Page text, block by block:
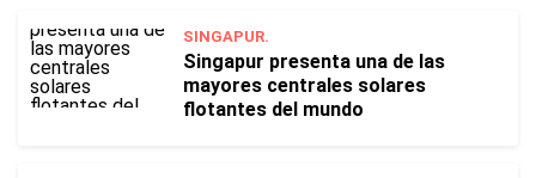
SINGAPUR.
Singapur presenta una de las
mayores centrales solares
flotantes del mundo